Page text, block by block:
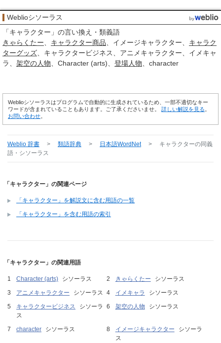
Weblioシソーラス
「キャラクター 」の言い換え・類義語
きゃらくたー
キャラクター商品 イメージキャラクター
キャラク
ターグッズ
キャラクタービジネス アニメキャラクター
イメキャ
ラ
架空の人物 Character (arts) 登場人物 character
Weblioシソーラスはプログラムで自動的に生成されているため、一部不適切なキー
ワードが含まれていることもあります。ご了承くださいませ。 詳しい解説を見る
お問い合わせ
Weblio 辞書 > 類語辞典 > 日本語WordNet > キャラクターの同義
語・シソーラス
「キャラクター」の関連ページ
「キャラクター」を解説文に含む用語の一覧
「キャラクター」を含む用語の索引
「キャラクター」の関連用語
Character (arts) シソーラス きゃらくたー
シソーラス
アニメキャラクター
シソーラス イメキャラ
シソーラス
キャラクタービジネス
シソーラ
ス
架空の人物 シソーラス
character シソーラス イメージキャラクター
シソーラ
ス